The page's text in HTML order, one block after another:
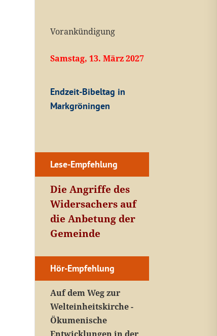
Vorankündigung
Samstag, 13. März 2027
Endzeit-Bibeltag in
Markgröningen
Lese-Empfehlung
Die Angriffe des
Widersachers auf
die Anbetung der
Gemeinde
Hör-Empfehlung
Auf dem Weg zur
Welteinheitskirche -
Ökumenische